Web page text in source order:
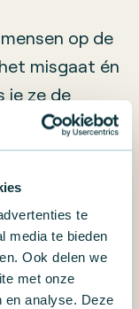
te
media te bieden
Ook delen we
met onze
en analyse. Deze
op de
misgaat én
je ze de
ook écht
energie